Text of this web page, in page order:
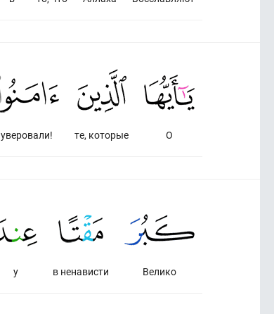
О
те, которые
уверовали!
Велико
в ненависти
у